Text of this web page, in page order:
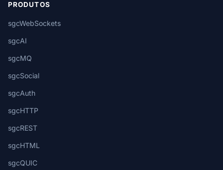
PRODUTOS
sgcWebSockets
sgcAI
sgcMQ
sgcSocial
sgcAuth
sgcHTTP
sgcREST
sgcHTML
sgcQUIC